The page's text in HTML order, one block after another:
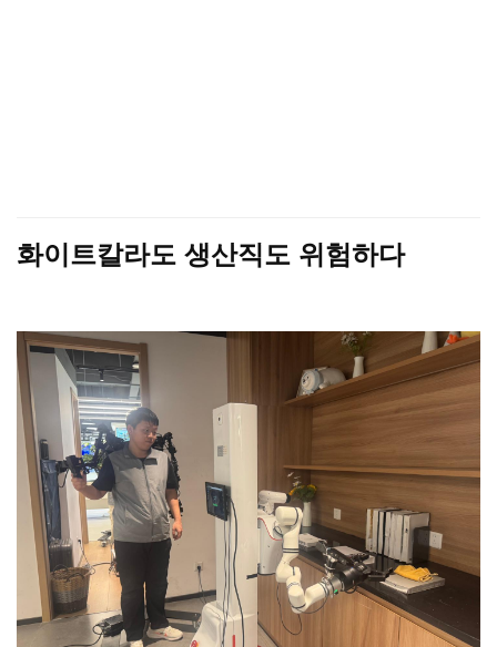
화이트칼라도 생산직도 위험하다